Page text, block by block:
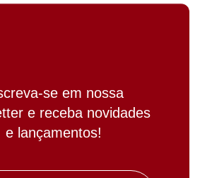
se em nossa
e receba novidades
e lançamentos!